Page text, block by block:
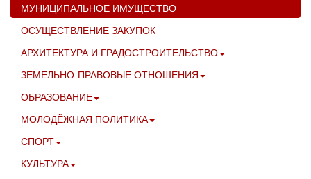
МУНИЦИПАЛЬНОЕ ИМУЩЕСТВО
ОСУЩЕСТВЛЕНИЕ ЗАКУПОК
АРХИТЕКТУРА И ГРАДОСТРОИТЕЛЬСТВО
ЗЕМЕЛЬНО-ПРАВОВЫЕ ОТНОШЕНИЯ
ОБРАЗОВАНИЕ
МОЛОДЁЖНАЯ ПОЛИТИКА
СПОРТ
КУЛЬТУРА